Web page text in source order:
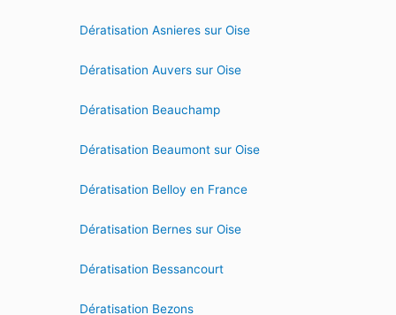
Dératisation Asnieres sur Oise
Dératisation Auvers sur Oise
Dératisation Beauchamp
Dératisation Beaumont sur Oise
Dératisation Belloy en France
Dératisation Bernes sur Oise
Dératisation Bessancourt
Dératisation Bezons